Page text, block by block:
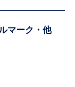
マーク・他